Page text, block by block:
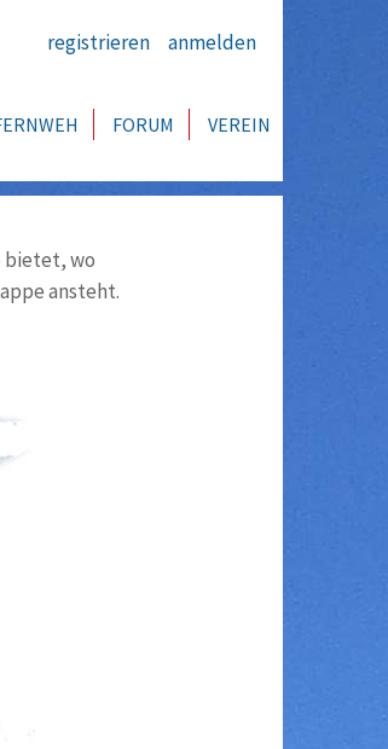
registrieren anmelden
FORUM VEREIN
bietet, wo
ansteht.